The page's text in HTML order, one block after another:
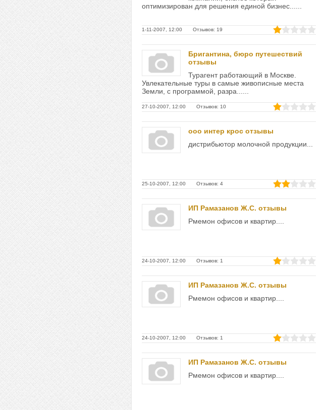
оптимизирован для решения единой бизнес......
1-11-2007, 12:00 Отзывов: 19
Бригантина, бюро путешествий
отзывы
Турагент работающий в Москве.
Увлекательные туры в самые живописные места
Земли, с программой, разра......
27-10-2007, 12:00 Отзывов: 10
ооо интер крос отзывы
дистрибьютор молочной продукции...
25-10-2007, 12:00 Отзывов: 4
ИП Рамазанов Ж.С. отзывы
Рмемон офисов и квартир....
24-10-2007, 12:00 Отзывов: 1
ИП Рамазанов Ж.С. отзывы
Рмемон офисов и квартир....
24-10-2007, 12:00 Отзывов: 1
ИП Рамазанов Ж.С. отзывы
Рмемон офисов и квартир....